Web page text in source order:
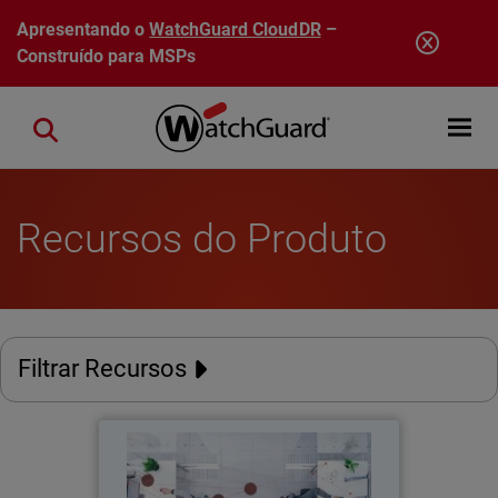
Pular para o conteúdo principal
Apresentando oWatchGuard CloudDR–
Construído para MSPs
Open
Close search
Recursos do Produto
Filtrar Recursos
Relatório de Segurança
Cibernética para Funcionários
de 2026